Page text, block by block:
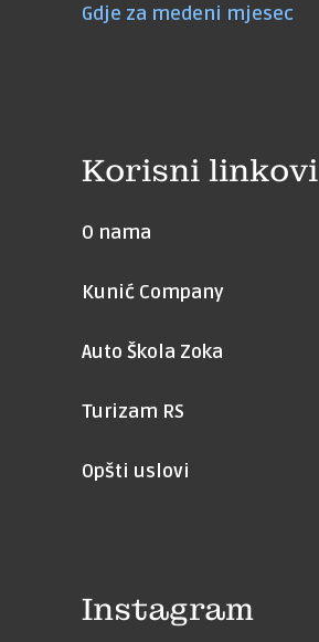
Gdje za medeni mjesec
Korisni linkovi
O nama
Kunić Company
Auto Škola Zoka
Turizam RS
Opšti uslovi
Instagram